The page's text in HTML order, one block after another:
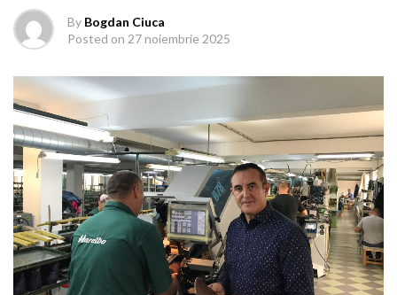
By Bogdan Ciuca
Posted on 27 noiembrie 2025